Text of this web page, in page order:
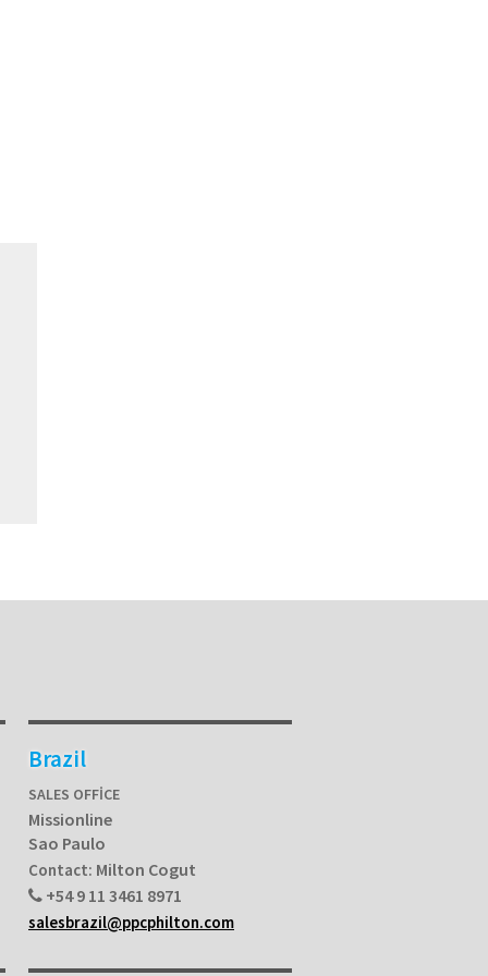
Brazil
SALES OFFICE
Missionline
Sao Paulo
Contact: Milton Cogut
+54 9 11 3461 8971
salesbrazil@ppcphilton.com